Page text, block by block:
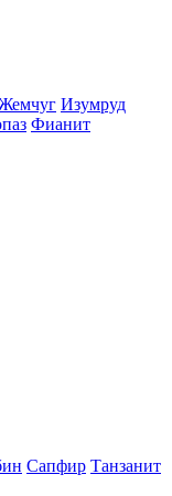
Изумруд
Фианит
Сапфир Танзанит